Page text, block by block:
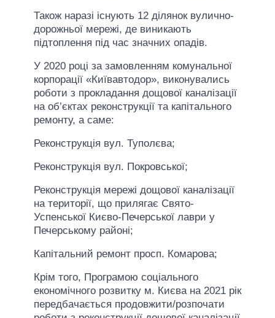
Також наразі існують 12 ділянок вулично-
дорожньої мережі, де виникають
підтоплення під час значних опадів.
У 2020 році за замовленням комунальної
корпорації «Київавтодор», виконувались
роботи з прокладання дощової каналізації
на об’єктах реконструкції та капітального
ремонту, а саме:
Реконструкція вул. Туполєва;
Реконструкція вул. Покровської;
Реконструкція мережі дощової каналізації
на території, що прилягає Свято-
Успенської Києво-Печерської лаври у
Печерському районі;
Капітальний ремонт просп. Комарова;
Крім того, Програмою соціального
економічного розвитку м. Києва на 2021 рік
передбачається продовжити/розпочати